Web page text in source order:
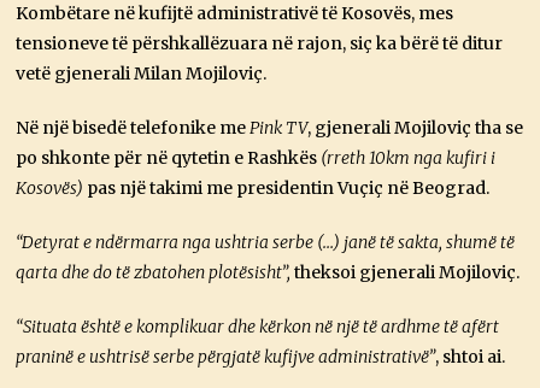
Kombëtare në kufijtë administrativë të Kosovës, mes
tensioneve të përshkallëzuara në rajon, siç ka bërë të ditur
vetë gjenerali Milan Mojiloviç.
Në një bisedë telefonike mePink TV, gjenerali Mojiloviç tha se
po shkonte për në qytetin e Rashkës (rreth 10km nga kufiri i
Kosovës) pas një takimi me presidentin Vuçiç në Beograd.
“Detyrat e ndërmarra nga ushtria serbe (…) janë të sakta, shumë të
qarta dhe do të zbatohen plotësisht”, theksoi gjenerali Mojiloviç.
“Situata është e komplikuar dhe kërkon në një të ardhme të afërt
praninë e ushtrisë serbe përgjatë kufijve administrativë”, shtoi ai.